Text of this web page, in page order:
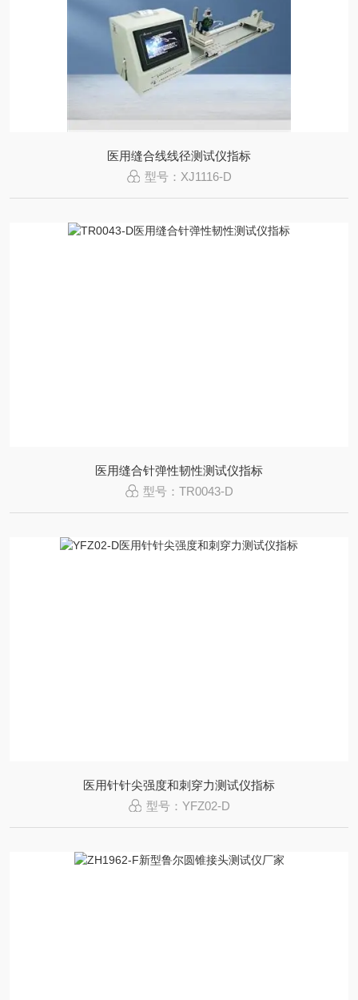
医用缝合线线径测试仪指标
型号：XJ1116-D
医用缝合针弹性韧性测试仪指标
型号：TR0043-D
医用针针尖强度和刺穿力测试仪指标
型号：YFZ02-D